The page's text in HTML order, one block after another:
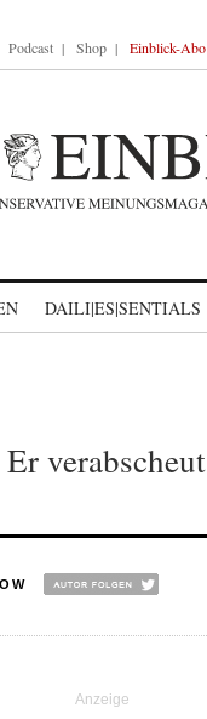
Podcast Shop Einblick-Abo
DAILI|ES|SENTIALS